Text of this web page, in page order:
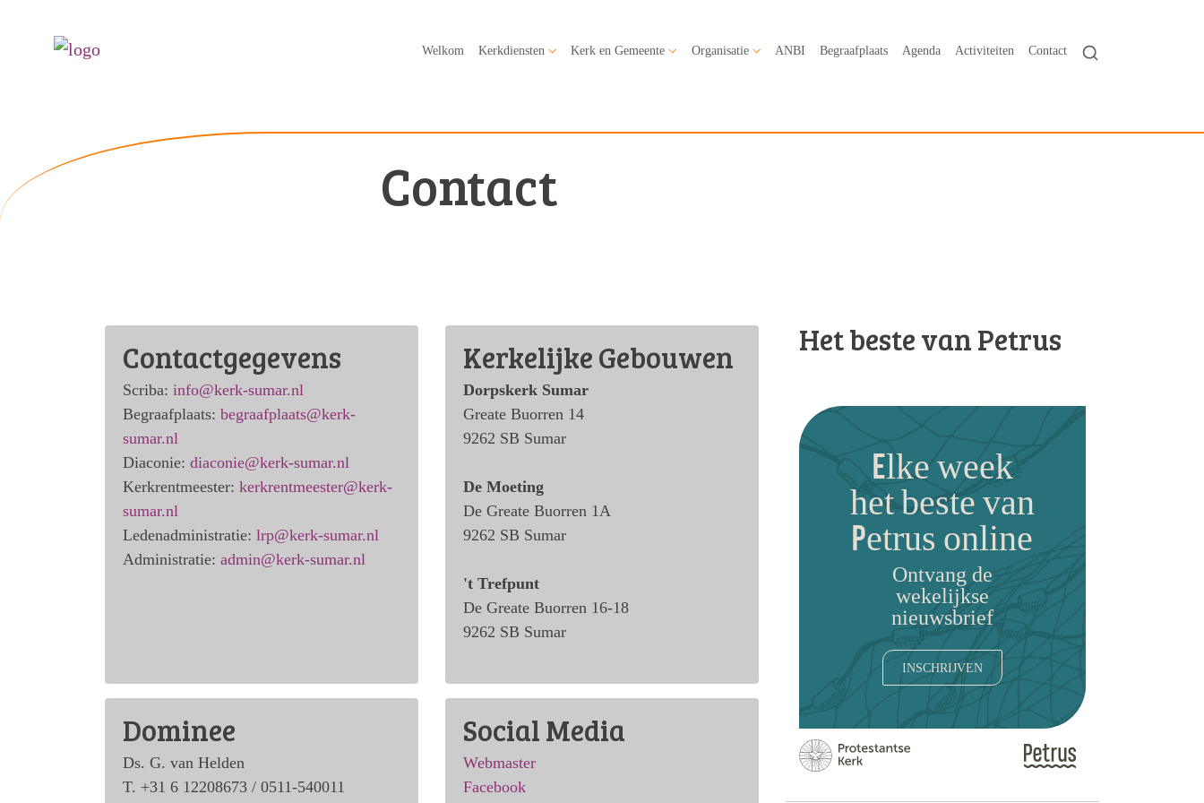
Welkom Kerkdiensten Kerk en Gemeente Organisatie ANBI Begraafplaats Agenda Activiteiten Contact
Contact
Contactgegevens
Scriba: info@kerk-sumar.nl
Begraafplaats: begraafplaats@kerk-
sumar.nl
Diaconie: diaconie@kerk-sumar.nl
Kerkrentmeester: kerkrentmeester@kerk-
sumar.nl
Ledenadministratie: lrp@kerk-sumar.nl
Administratie: admin@kerk-sumar.nl
Kerkelijke Gebouwen
Dorpskerk Sumar
Greate Buorren 14
9262 SB Sumar
De Moeting
De Greate Buorren 1A
9262 SB Sumar
't Trefpunt
De Greate Buorren 16-18
9262 SB Sumar
Dominee
Ds. G. van Helden
T. +31 6 12208673 / 0511-540011
Social Media
Webmaster
Facebook
Het beste van Petrus
Elke week
het beste van
Petrus online
Ontvang de
wekelijkse
nieuwsbrief
INSCHRIJVEN